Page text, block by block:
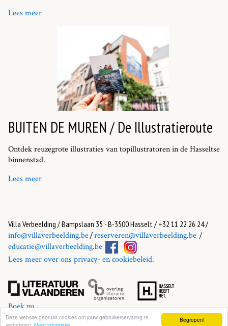
Begrepen!
Deze website gebruikt cookies om jouw gebruikerservaring te
Lees meer
BUITEN DE MUREN / De Illustratieroute
Ontdek reuzegrote illustraties van topillustratoren in de Hasseltse
binnenstad.
Lees meer
Villa Verbeelding / Bampslaan 35 - B-3500 Hasselt / +32 11 22 26 24 /
info@villaverbeelding.be/reserveren@villaverbeelding.be /
educatie@villaverbeelding.be
Lees meer over ons privacy- en cookiebeleid.
Boek nu